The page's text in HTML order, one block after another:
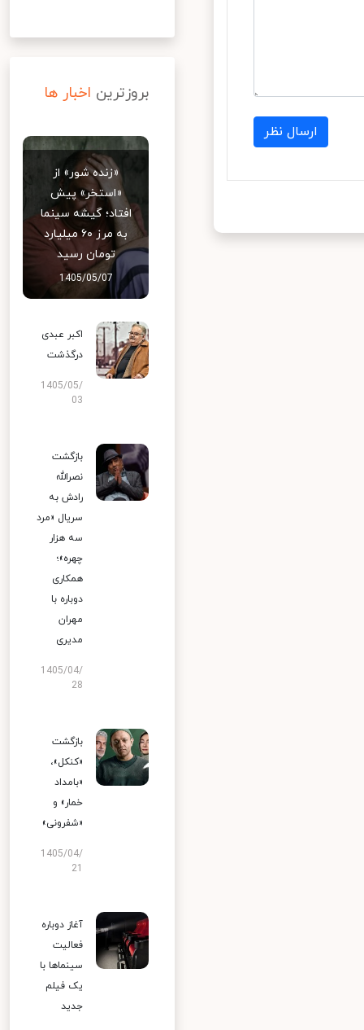
ارسال نظر
بروزترین اخبار ها
«زنده شور» از
«استخر» پیش
افتاد؛ گیشه سینما
به مرز ۶۰ میلیارد
تومان رسید
1405/05/07
اکبر عبدی
درگذشت
1405/05/
03
بازگشت
نصرالله
رادش به
سریال «مرد
سه هزار
چهره»؛
همکاری
دوباره با
مهران
مدیری
1405/04/
28
بازگشت
«کنکل»،
«بامداد
خمار» و
«شفرونی»
1405/04/
آغاز دوباره
فعالیت
سینماها با
یک فیلم
جدید